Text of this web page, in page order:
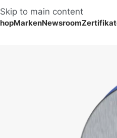
Skip to main content
MarkenNewsroom